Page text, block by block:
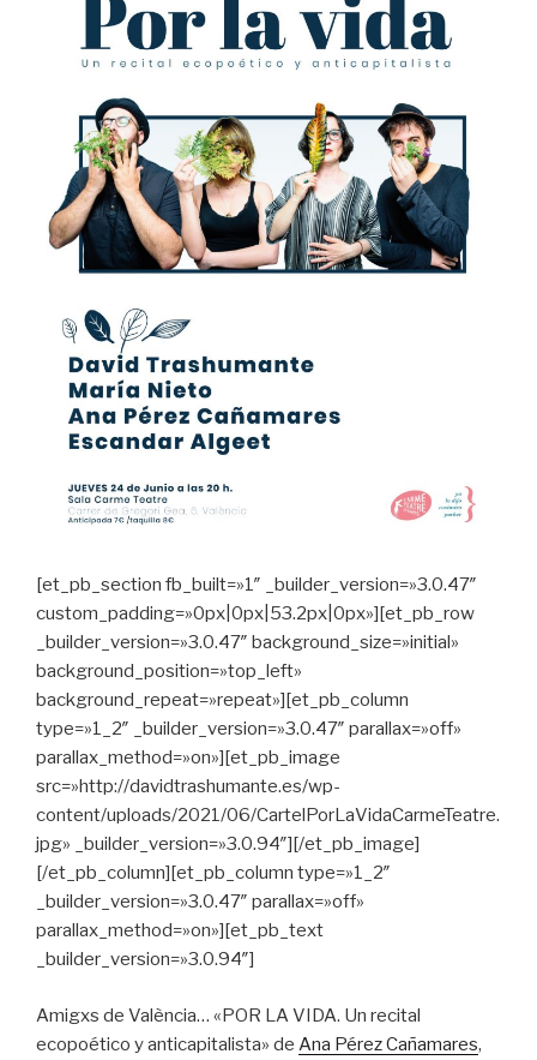
[et_pb_section fb_built=»1″ _builder_version=»3.0.47″
custom_padding=»0px|0px|53.2px|0px»][et_pb_row
_builder_version=»3.0.47″ background_size=»initial»
background_position=»top_left»
background_repeat=»repeat»][et_pb_column
type=»1_2″ _builder_version=»3.0.47″ parallax=»off»
parallax_method=»on»][et_pb_image
src=»http://davidtrashumante.es/wp-
content/uploads/2021/06/CartelPorLaVidaCarmeTeatre.
jpg» _builder_version=»3.0.94″][/et_pb_image]
[/et_pb_column][et_pb_column type=»1_2″
_builder_version=»3.0.47″ parallax=»off»
parallax_method=»on»][et_pb_text
_builder_version=»3.0.94″]
Amigxs de València… «POR LA VIDA. Un recital
ecopoético y anticapitalista» de Ana Pérez Cañamares,